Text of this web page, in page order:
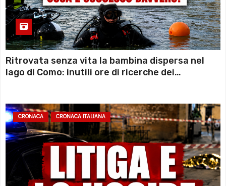
Ritrovata senza vita la bambina dispersa nel
lago di Como: inutili ore di ricerche dei
CRONACA CRONACA ITALIANA